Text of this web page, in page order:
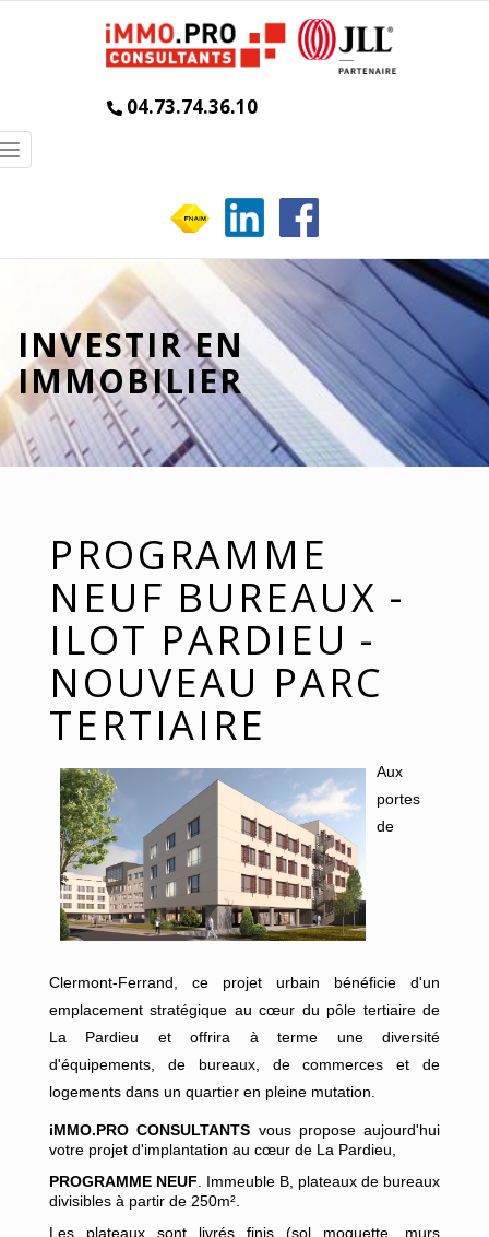
04.73.74.36.10
Toggle
INVESTIR EN
IMMOBILIER
PROGRAMME
NEUF BUREAUX -
ILOT PARDIEU -
NOUVEAU PARC
TERTIAIRE
Aux
portes
de
Clermont-Ferrand, ce projet urbain bénéficie d'un
emplacement stratégique au cœur du pôle tertiaire de
La Pardieu et offrira à terme une diversité
d'équipements, de bureaux, de commerces et de
logements dans un quartier en pleine mutation.
iMMO.PRO CONSULTANTS vous propose aujourd'hui
votre projet d'implantation au cœur de La Pardieu,
PROGRAMME NEUF . Immeuble B, plateaux de bureaux
divisibles à partir de 250m².
Les plateaux sont livrés finis (sol moquette, murs